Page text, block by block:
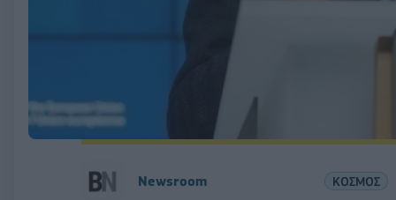
Newsroom ΚΟΣΜΟΣ